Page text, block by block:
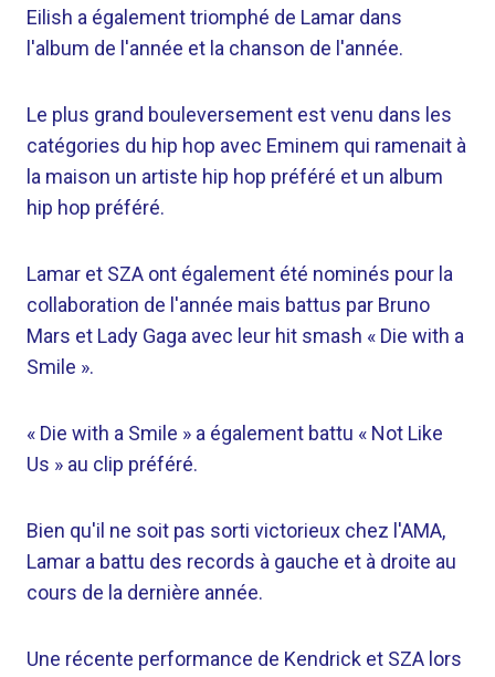
Eilish a également triomphé de Lamar dans
l'album de l'année et la chanson de l'année.
Le plus grand bouleversement est venu dans les
catégories du hip hop avec Eminem qui ramenait à
la maison un artiste hip hop préféré et un album
hip hop préféré.
Lamar et SZA ont également été nominés pour la
collaboration de l'année mais battus par Bruno
Mars et Lady Gaga avec leur hit smash « Die with a
Smile ».
« Die with a Smile » a également battu « Not Like
Us » au clip préféré.
Bien qu'il ne soit pas sorti victorieux chez l'AMA,
Lamar a battu des records à gauche et à droite au
cours de la dernière année.
Une récente performance de Kendrick et SZA lors